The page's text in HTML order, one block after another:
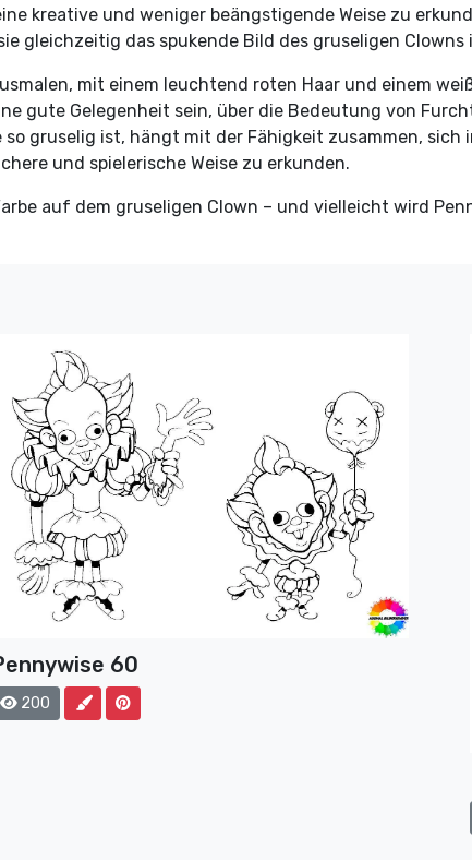
kreative und weniger beängstigende Weise zu
gleichzeitig das spukende Bild des gruseligen
mit einem leuchtend roten Haar und einem
gute Gelegenheit sein, über die Bedeutung von
gruselig ist, hängt mit der Fähigkeit zusammen,
und spielerische Weise zu erkunden.
auf dem gruseligen Clown – und vielleicht wird
60
200